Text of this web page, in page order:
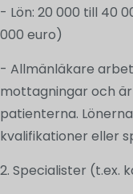
- Lön: 20 000 till 40
000 euro)
- Allmänläkare
mottagningar och
patienterna.
kvalifikationer eller
2. Specialister (t.ex.